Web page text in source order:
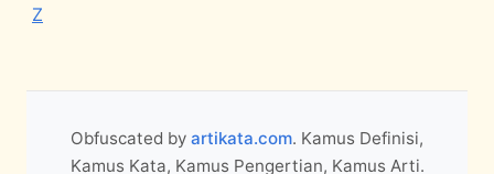
Z
Obfuscated by artikata.com. Kamus Definisi,
Kamus Kata, Kamus Pengertian, Kamus Arti.